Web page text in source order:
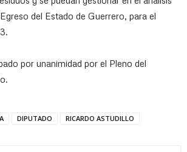
del Estado de Guerrero, para el
por unanimidad por el Pleno del
DIPUTADO RICARDO ASTUDILLO